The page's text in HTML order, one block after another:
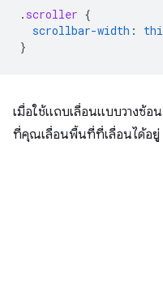
. scroller {
scrollbar-width :
}
เมื่อใช้แถบเลื่อนแบบวางซ้อ
ที่คุณเลื่อนพื้นที่ที่เลื่อนได้อยู่